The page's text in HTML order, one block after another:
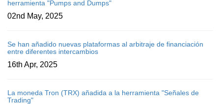
herramienta "Pumps and Dumps"
02nd May, 2025
Se han añadido nuevas plataformas al arbitraje de financiación
entre diferentes intercambios
16th Apr, 2025
La moneda Tron (TRX) añadida a la herramienta "Señales de
Trading"